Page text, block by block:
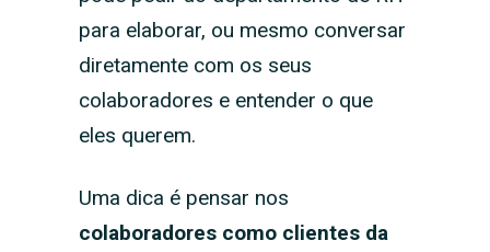
para elaborar, ou mesmo conversar
diretamente com os seus
colaboradores e entender o que
eles querem.
Uma dica é pensar nos
colaboradores como clientes da